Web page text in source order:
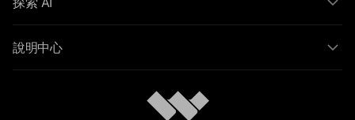
說明中心